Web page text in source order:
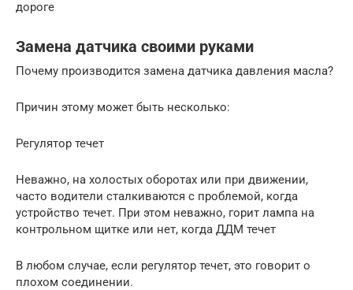
дороге
Замена датчика своими руками
Почему производится замена датчика давления масла?
Причин этому может быть несколько:
Регулятор течет
Неважно, на холостых оборотах или при движении,
часто водители сталкиваются с проблемой, когда
устройство течет. При этом неважно, горит лампа на
контрольном щитке или нет, когда ДДМ течет
В любом случае, если регулятор течет, это говорит о
плохом соединении.